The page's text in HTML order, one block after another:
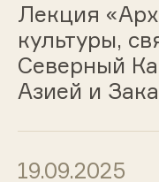
Лекция
культуры,
Северный
Азией и
19.09.2025